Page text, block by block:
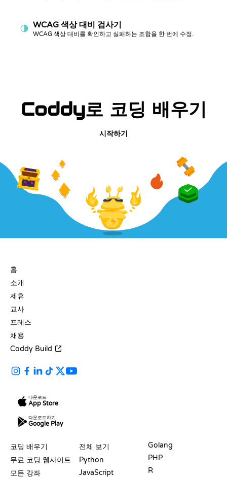
WCAG 색상 대비 검사기
WCAG 색상 대비를 확인하고 실패하는 조합을 한 번에 수정.
Coddy로 코딩 배우기
시작하기
홈
소개
제휴
교사
프레스
채용
Coddy Build
다운로드
App Store
다운로드하기
Google Play
코딩 배우기
무료 코딩 웹사이트
모든 강좌
전체 보기
Python
JavaScript
Golang
PHP
R